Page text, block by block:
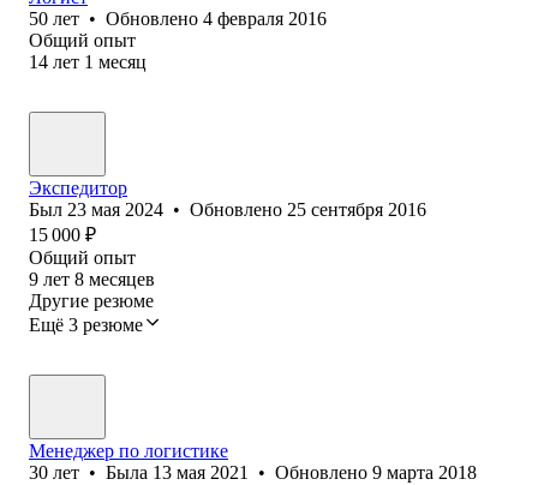
50 лет • Обновлено 4 февраля 2016
Общий опыт
14 лет 1 месяц
Экспедитор
Был 23 мая 2024 • Обновлено 25 сентября 2016
15 000 ₽
Общий опыт
9 лет 8 месяцев
Другие резюме
Ещё 3 резюме
Менеджер по логистике
30 лет • Была 13 мая 2021 • Обновлено 9 марта 2018